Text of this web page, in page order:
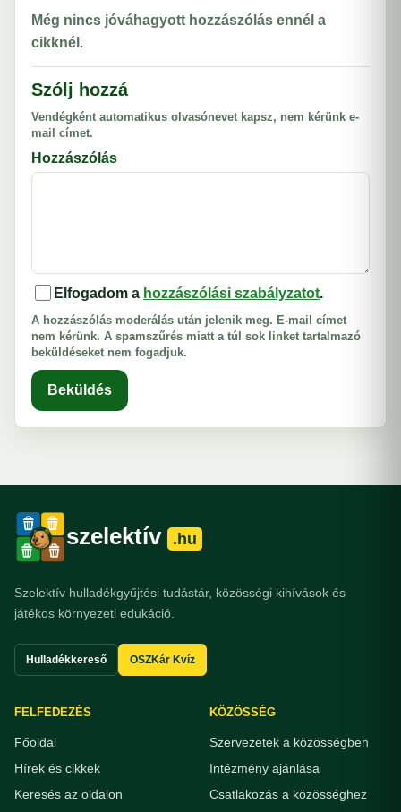
Még nincs jóváhagyott hozzászólás ennél a
cikknél.
Szólj hozzá
Vendégként automatikus olvasónevet kapsz, nem kérünk e-
mail címet.
Hozzászólás
Elfogadom a hozzászólási szabályzatot.
A hozzászólás moderálás után jelenik meg. E-mail címet
nem kérünk. A spamszűrés miatt a túl sok linket tartalmazó
beküldéseket nem fogadjuk.
Beküldés
szelektív .hu
Szelektív hulladékgyűjtési tudástár, közösségi kihívások és
játékos környezeti edukáció.
Hulladékkereső OSZKár Kvíz
FELFEDEZÉS
Főoldal
Hírek és cikkek
Keresés az oldalon
KÖZÖSSÉG
Szervezetek a közösségben
Intézmény ajánlása
Csatlakozás a közösséghez